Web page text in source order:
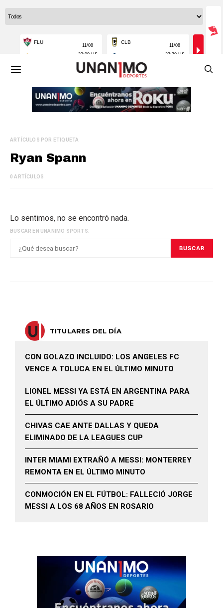
ARTÍCULOS POR ETIQUETA
Ryan Spann
0 ARTÍCULOS
Lo sentimos, no se encontró nada.
BUSCAR EN UNANIMO SPORTS:
BUSCAR
TITULARES DEL DÍA
CON GOLAZO INCLUIDO: LOS ANGELES FC
VENCE A TOLUCA EN EL ÚLTIMO MINUTO
LIONEL MESSI YA ESTÁ EN ARGENTINA PARA
EL ÚLTIMO ADIÓS A SU PADRE
CHIVAS CAE ANTE DALLAS Y QUEDA
ELIMINADO DE LA LEAGUES CUP
INTER MIAMI EXTRAÑÓ A MESSI: MONTERREY
REMONTA EN EL ÚLTIMO MINUTO
CONMOCIÓN EN EL FÚTBOL: FALLECIÓ JORGE
MESSI A LOS 68 AÑOS EN ROSARIO